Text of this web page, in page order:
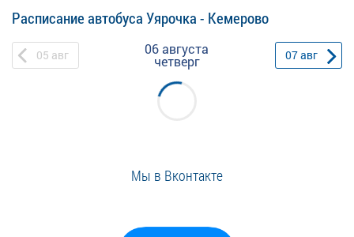
Расписание автобуса Уярочка - Кемерово
05 авг 06 августа
четверг 07авг
Мы в Вконтакте